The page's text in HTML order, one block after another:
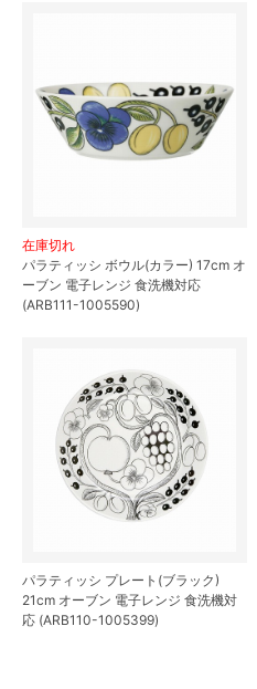
在庫切れ
パラティッシ ボウル(カラー) 17cm オ
ーブン 電子レンジ 食洗機対応
(ARB111-1005590)
パラティッシ プレート(ブラック)
21cm オーブン 電子レンジ 食洗機対
応 (ARB110-1005399)